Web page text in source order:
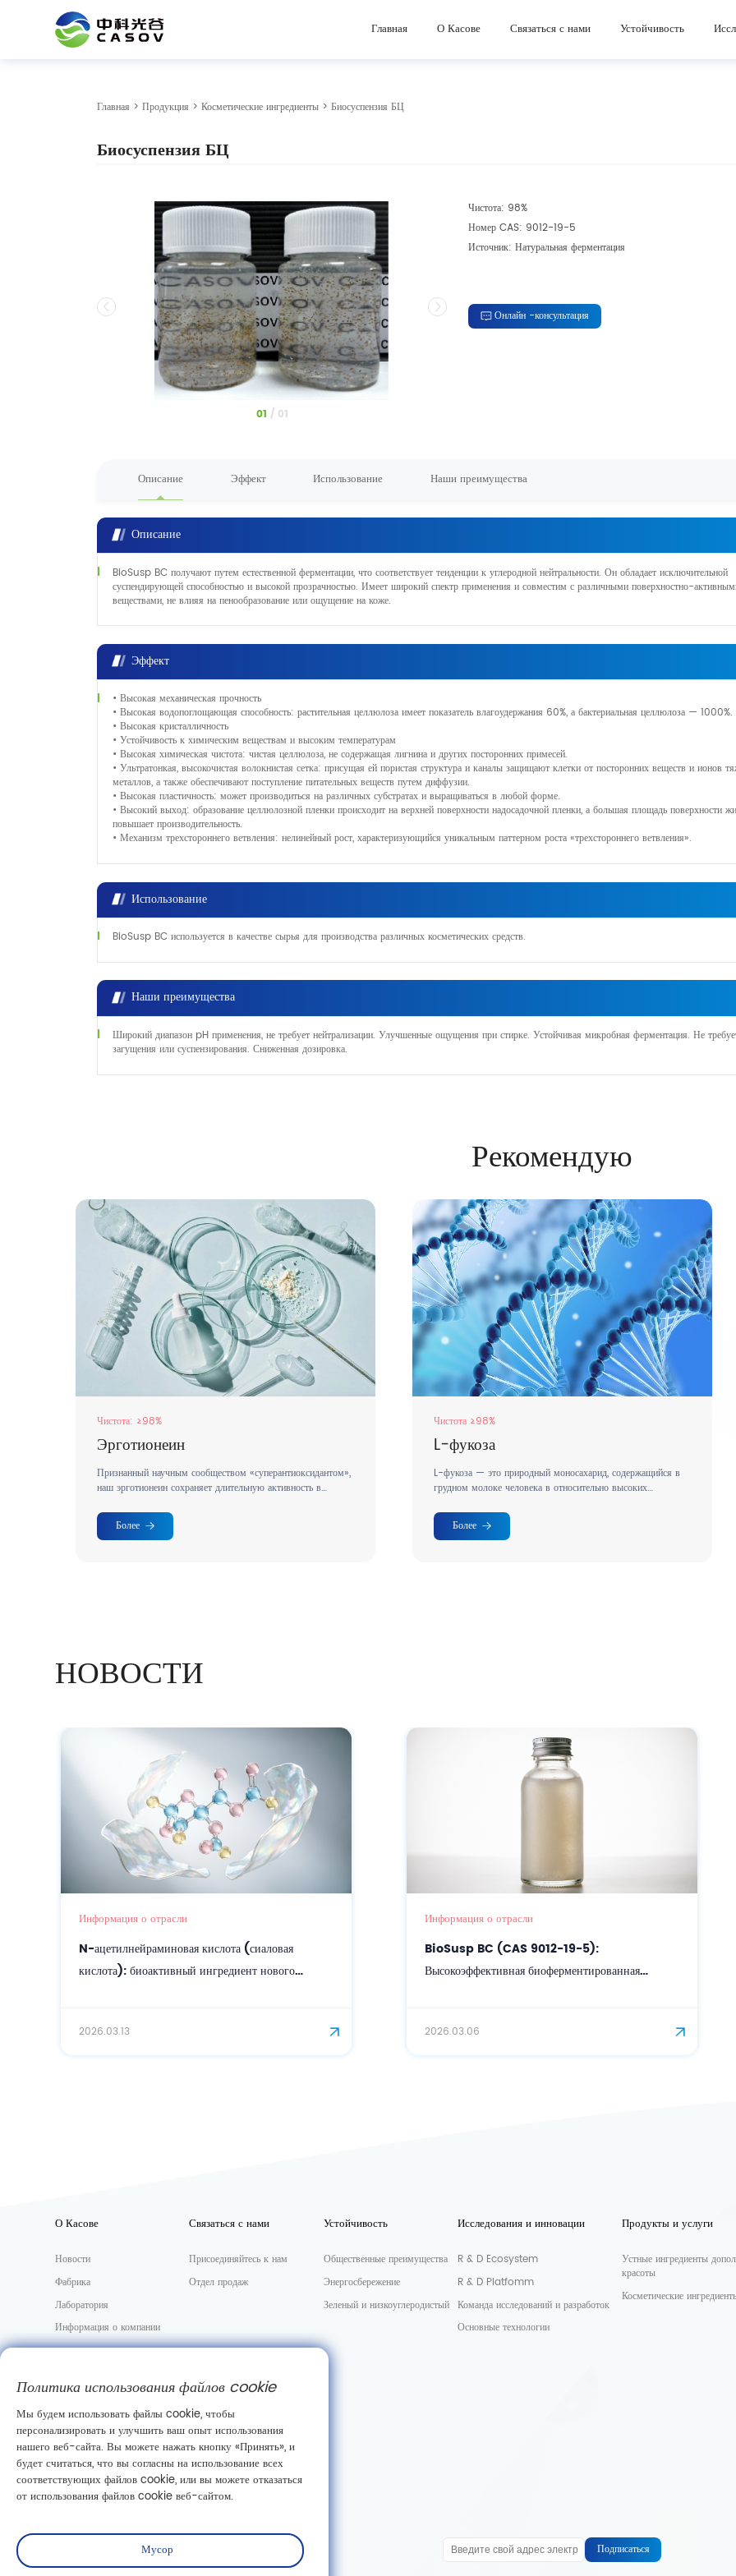
Главная О Касове Связаться с нами Устойчивость
Косметические ингредиенты Устные ингредиенты дополнения красоты
Главная > Продукция > Косметические ингредиенты> Биосуспензия БЦ
Биосуспензия БЦ
1 / 1
Чистота: 98%
Номер CAS: 9012-19-5
Источник: Натуральная ферментация
Онлайн -консультация
Описание Эффект Использование Наши преимущества
Описание
BioSusp BC получают путем естественной ферментации, что соответствует тенденции к углеродной нейтральности. Он обладает исключительной
суспендирующей способностью и высокой прозрачностью. Имеет широкий спектр применения и совместим с различными поверхностно-
веществами, не влияя на пенообразование или ощущение на коже.
Эффект
• Высокая механическая прочность
• Высокая водопоглощающая способность: растительная целлюлоза имеет показатель влагоудержания 60%, а бактериальная целлюлоза — 1000%.
• Высокая кристалличность
• Устойчивость к химическим веществам и высоким температурам
• Высокая химическая чистота: чистая целлюлоза, не содержащая лигнина и других посторонних примесей.
• Ультратонкая, высокочистая волокнистая сетка: присущая ей пористая структура и каналы защищают клетки от посторонних веществ и ионов
металлов, а также обеспечивают поступление питательных веществ путем диффузии.
• Высокая пластичность: может производиться на различных субстратах и ​​выращиваться в любой форме.
• Высокий выход: образование целлюлозной пленки происходит на верхней поверхности надосадочной пленки, а большая площадь поверхности
повышает производительность.
• Механизм трехстороннего ветвления: нелинейный рост, характеризующийся уникальным паттерном роста «трехстороннего ветвления».
Использование
BioSusp BC используется в качестве сырья для производства различных косметических средств.
Наши преимущества
Широкий диапазон pH применения, не требует нейтрализации. Улучшенные ощущения при стирке. Устойчивая микробная ферментация. Не
загущения или суспензирования. Сниженная дозировка.
Рекомендую
Чистота: ≥98%
Эрготионеин
Признанный научным сообществом «суперантиоксидантом»,
наш эрготионеин сохраняет длительную активность в
L-фукоза — это природный моносахарид, содержащийся в
грудном молоке человека в относительно высоких
НОВОСТИ
Информация о отрасли
N-ацетилнейраминовая кислота (сиаловая
кислота): биоактивный ингредиент нового
2026.03.13
Информация о отрасли
BioSusp BC (CAS 9012-19-5):
Высокоэффективная биоферментированная
2026.03.06
О Касове
Новости
Фабрика
Лаборатория
Информация о компании
Связаться с нами
Присоединяйтесь к нам
Отдел продаж
Устойчивость
Общественные преимущества
Энергосбережение
Зеленый и низкоуглеродистый
Исследования и инновации
R & D Ecosystem
R & D Platfomm
Команда исследований и разработок
Основные технологии
Продукты и услуги
Устные ингредиенты
красоты
Косметические
Подписаться
Политика использования файлов cookie
Мы будем использовать файлы cookie, чтобы
персонализировать и улучшить ваш опыт использования
нашего веб-сайта. Вы можете нажать кнопку «Принять», и
будет считаться, что вы согласны на использование всех
соответствующих файлов cookie, или вы можете отказаться
от использования файлов cookie веб-сайтом.
Мусор